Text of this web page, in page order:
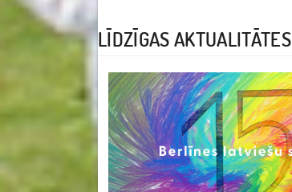
LĪDZĪGAS AKTUALITĀTES